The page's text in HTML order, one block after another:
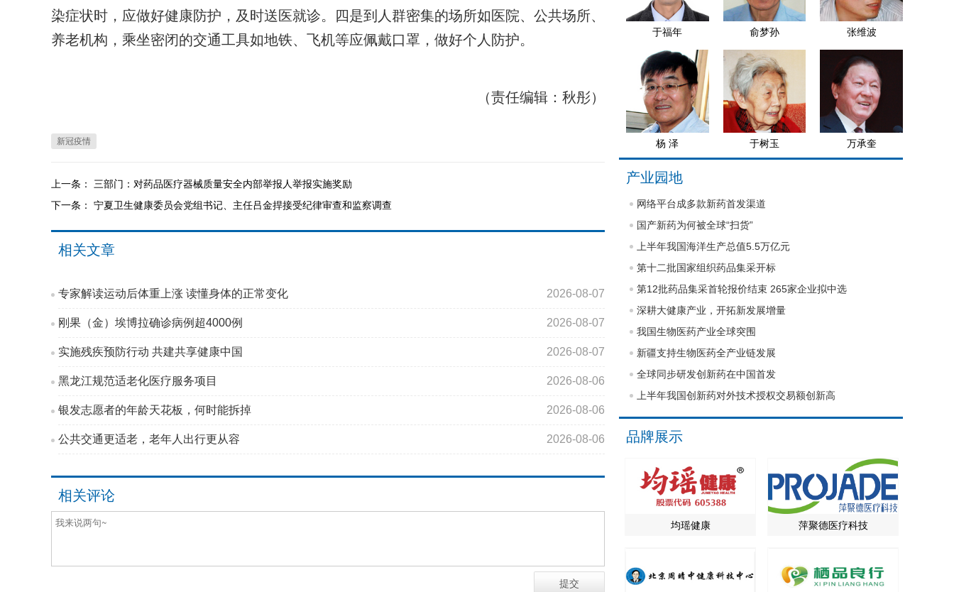
染症状时，应做好健康防护，及时送医就诊。四是到人群密集的场所如医院、公共场所、
养老机构，乘坐密闭的交通工具如地铁、飞机等应佩戴口罩，做好个人防护。
（责任编辑：秋彤）
新冠疫情
上一条： 三部门：对药品医疗器械质量安全内部举报人举报实施奖励
下一条： 宁夏卫生健康委员会党组书记、主任吕金捍接受纪律审查和监察调查
相关文章
专家解读运动后体重上涨 读懂身体的正常变化 2026-08-07
刚果（金）埃博拉确诊病例超4000例 2026-08-07
实施残疾预防行动 共建共享健康中国 2026-08-07
黑龙江规范适老化医疗服务项目 2026-08-06
银发志愿者的年龄天花板，何时能拆掉 2026-08-06
公共交通更适老，老年人出行更从容 2026-08-06
相关评论
于福年 俞梦孙 张维波
杨 泽 于树玉 万承奎
产业园地
网络平台成多款新药首发渠道
国产新药为何被全球“扫货”
上半年我国海洋生产总值5.5万亿元
第十二批国家组织药品集采开标
第12批药品集采首轮报价结束 265家企业拟中选
深耕大健康产业，开拓新发展增量
我国生物医药产业全球突围
新疆支持生物医药全产业链发展
全球同步研发创新药在中国首发
上半年我国创新药对外技术授权交易额创新高
品牌展示
均瑶健康 萍聚德医疗科技